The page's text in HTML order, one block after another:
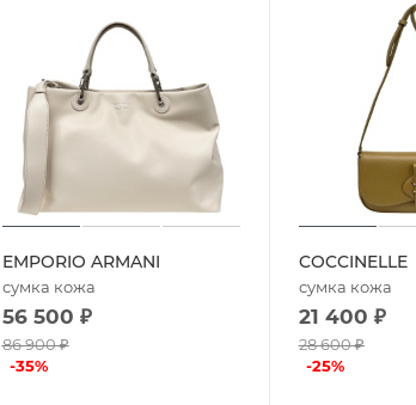
EMPORIO ARMANI
сумка кожа
56 500 ₽
86 900₽
-35%
COCCINELLE
сумка кожа
21 400 ₽
28 600₽
-25%